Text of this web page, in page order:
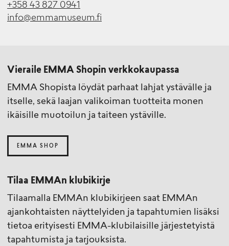
+358 43 827 0941
info@emmamuseum.fi
Vieraile EMMA Shopin verkkokaupassa
EMMA Shopista löydät parhaat lahjat ystävälle ja
itselle, sekä laajan valikoiman tuotteita monen
ikäisille muotoilun ja taiteen ystäville.
EMMA SHOP
Tilaa EMMAn klubikirje
Tilaamalla EMMAn klubikirjeen saat EMMAn
ajankohtaisten näyttelyiden ja tapahtumien lisäksi
tietoa erityisesti EMMA-klubilaisille järjestetyistä
tapahtumista ja tarjouksista.